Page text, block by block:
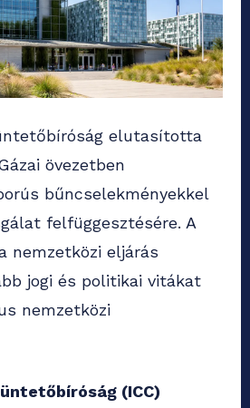
elutasította
övezetben
bűncselekményekkel
felfüggesztésére. A
nemzetközi eljárás
jogi és politikai vitákat
nemzetközi
(ICC)